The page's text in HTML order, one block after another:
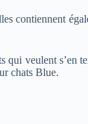
veulent
chats Blue.